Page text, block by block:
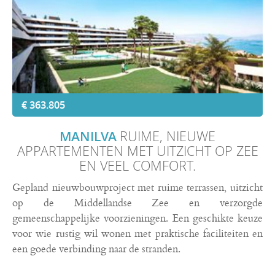
€ 363.805
MANILVA RUIME, NIEUWE
APPARTEMENTEN MET UITZICHT OP ZEE
EN VEEL COMFORT.
Gepland nieuwbouwproject met ruime terrassen, uitzicht
op de Middellandse Zee en verzorgde
gemeenschappelijke voorzieningen. Een geschikte keuze
voor wie rustig wil wonen met praktische faciliteiten en
een goede verbinding naar de stranden.